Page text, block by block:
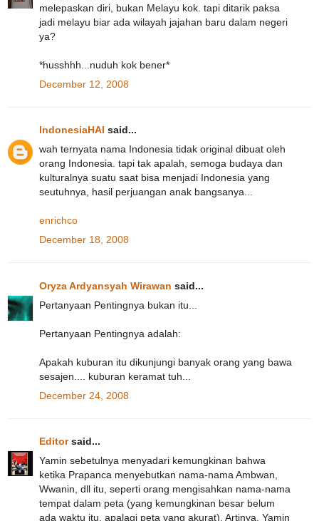
melepaskan diri, bukan Melayu kok. tapi ditarik paksa
jadi melayu biar ada wilayah jajahan baru dalam negeri
ya?
*husshhh...nuduh kok bener*
December 12, 2008
IndonesiaHAI said...
wah ternyata nama Indonesia tidak original dibuat oleh
orang Indonesia. tapi tak apalah, semoga budaya dan
kulturalnya suatu saat bisa menjadi Indonesia yang
seutuhnya, hasil perjuangan anak bangsanya...
enrichco
December 18, 2008
Oryza Ardyansyah Wirawan said...
Pertanyaan Pentingnya bukan itu...
Pertanyaan Pentingnya adalah:
Apakah kuburan itu dikunjungi banyak orang yang bawa
sesajen.... kuburan keramat tuh...
December 24, 2008
Editorsaid...
Yamin sebetulnya menyadari kemungkinan bahwa
ketika Prapanca menyebutkan nama-nama Ambwan,
Wwanin, dll itu, seperti orang mengisahkan nama-nama
tempat dalam peta (yang kemungkinan besar belum
ada waktu itu, apalagi peta yang akurat). Artinya, Yamin